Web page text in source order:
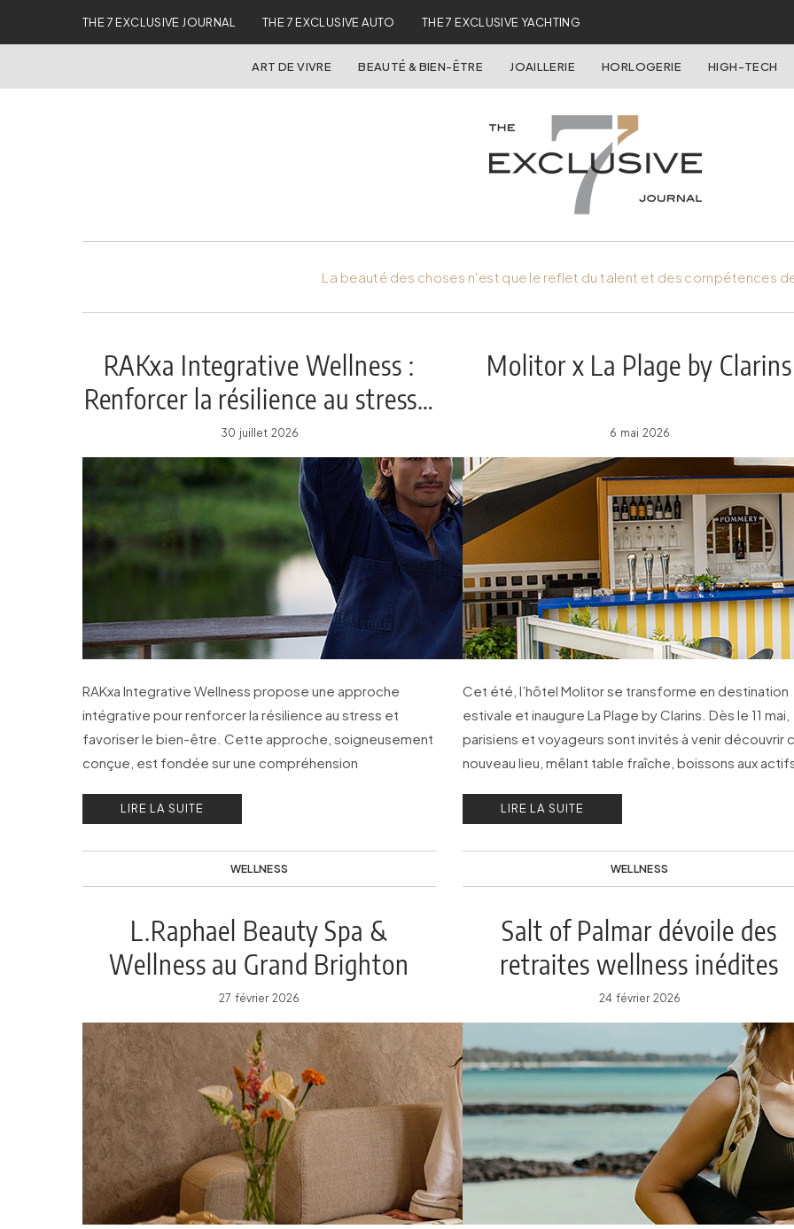
THE 7 EXCLUSIVE JOURNAL THE 7 EXCLUSIVE AUTO THE 7 EXCLUSIVE YACHTING
ART DE VIVRE BEAUTÉ & BIEN-ÊTRE JOAILLERIE HORLOGERIE HIGH-TECH
La beauté des choses n'est que le reflet du talent et des compétences
RAKxa Integrative Wellness :
Renforcer la résilience au stress…
30 juillet 2026
RAKxa Integrative Wellness propose une approche
intégrative pour renforcer la résilience au stress et
favoriser le bien-être. Cette approche, soigneusement
conçue, est fondée sur une compréhension
LIRE LA SUITE
WELLNESS
Molitor x La Plage by Clarins
6 mai 2026
Cet été, l’hôtel Molitor se transforme en destination
estivale et inaugure La Plage by Clarins. Dès le 11 mai,
parisiens et voyageurs sont invités à venir découvrir
nouveau lieu, mêlant table fraîche, boissons aux
LIRE LA SUITE
WELLNESS
L.Raphael Beauty Spa &
Wellness au Grand Brighton
27 février 2026
Salt of Palmar dévoile des
retraites wellness inédites
24 février 2026